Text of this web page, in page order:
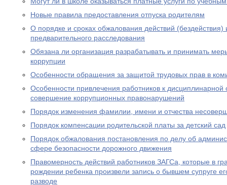
Новые правила предоставления отпуска родителям
О порядке и сроках обжалования действий
предварительного расследования
Обязана ли организация разрабатывать и принимать
коррупции
Особенности обращения за защитой трудовых прав в
Особенности привлечения работников к дисциплинарной
совершение коррупционных правонарушений
Порядок изменения фамилии, имени и отчества
Порядок компенсации родительской платы за детский сад
Порядок обжалования постановления по делу об
сфере безопасности дорожного движения
Правомерность действий работников ЗАГСа, которые в
рождении ребенка произвели запись о бывшем супруге
разводе